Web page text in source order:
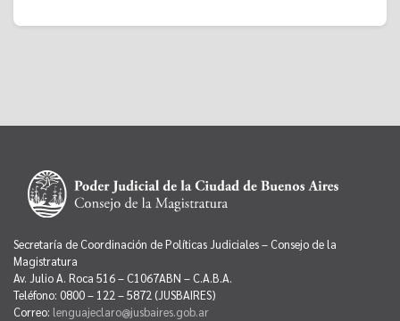
Secretaría de Coordinación de Políticas Judiciales – Consejo de la
Magistratura
Av. Julio A. Roca 516 – C1067ABN – C.A.B.A.
Teléfono: 0800 – 122 – 5872 (JUSBAIRES)
Correo: lenguajeclaro@jusbaires.gob.ar